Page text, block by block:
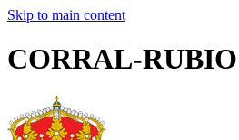
Skip to main content
CORRAL-RUBIO